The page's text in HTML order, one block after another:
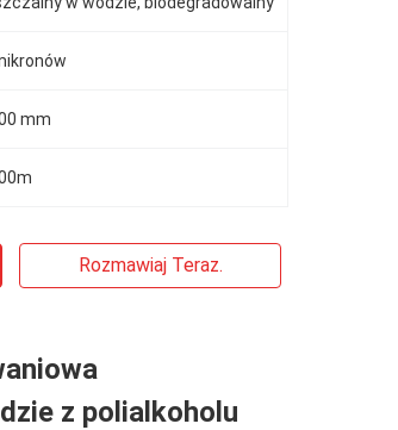
mm
Rozmawiaj Teraz.
z polialkoholu